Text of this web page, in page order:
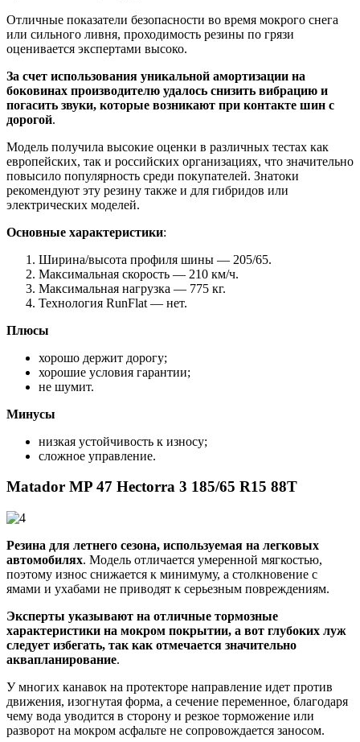
Отличные показатели безопасности во время мокрого снега
или сильного ливня, проходимость резины по грязи
оценивается экспертами высоко.
За счет использования уникальной амортизации на
боковинах производителю удалось снизить вибрацию и
погасить звуки, которые возникают при контакте шин с
дорогой.
Модель получила высокие оценки в различных тестах как
европейских, так и российских организациях, что значительно
повысило популярность среди покупателей. Знатоки
рекомендуют эту резину также и для гибридов или
электрических моделей.
Основные характеристики:
Ширина/высота профиля шины — 205/65.
Максимальная скорость — 210 км/ч.
Максимальная нагрузка — 775 кг.
Технология RunFlat — нет.
Плюсы
хорошо держит дорогу;
хорошие условия гарантии;
не шумит.
Минусы
низкая устойчивость к износу;
сложное управление.
Matador MP 47 Hectorra 3 185/65 R15 88T
Резина для летнего сезона, используемая на легковых
автомобилях. Модель отличается умеренной мягкостью,
поэтому износ снижается к минимуму, а столкновение с
ямами и ухабами не приводят к серьезным повреждениям.
Эксперты указывают на отличные тормозные
характеристики на мокром покрытии, а вот глубоких луж
следует избегать, так как отмечается значительно
аквапланирование.
У многих канавок на протекторе направление идет против
движения, изогнутая форма, а сечение переменное, благодаря
чему вода уводится в сторону и резкое торможение или
разворот на мокром асфальте не сопровождается заносом.